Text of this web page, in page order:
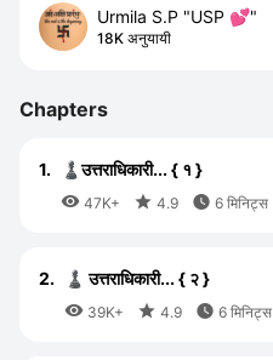
Urmila S.P "USP 💕"
18K अनुयायी
Chapters
1. ♟️उत्तराधिकारी... { १ }
 47K+  4.9  6 मिनिट्स
2. ♟️ उत्तराधिकारी... { २ }
 39K+  4.9  6 मिनिट्स